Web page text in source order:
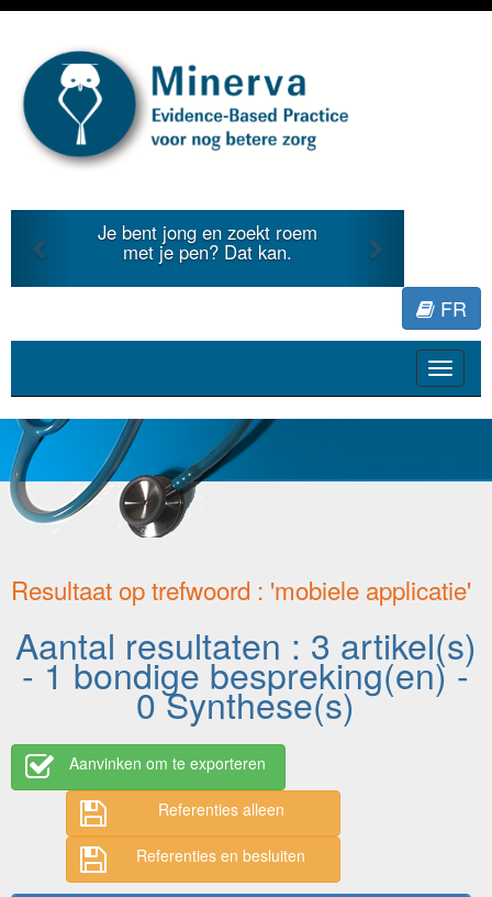
Je bent jong en zoekt roem
met je pen? Dat kan.
Previous
FR
Toggle
Resultaat op trefwoord : 'mobiele applicatie'
Aantal resultaten : 3 artikel(s)
- 1 bondige bespreking(en) -
0 Synthese(s)
Aanvinken om te exporteren
Referenties alleen
Referenties en besluiten